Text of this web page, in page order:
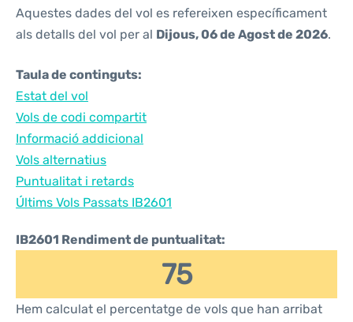
Aquestes dades del vol es refereixen específicament
als detalls del vol per al Dijous, 06 de Agost de 2026.
Taula de continguts:
Estat del vol
Vols de codi compartit
Informació addicional
Vols alternatius
Puntualitat i retards
Últims Vols Passats IB2601
IB2601 Rendiment de puntualitat:
75
Hem calculat el percentatge de vols que han arribat